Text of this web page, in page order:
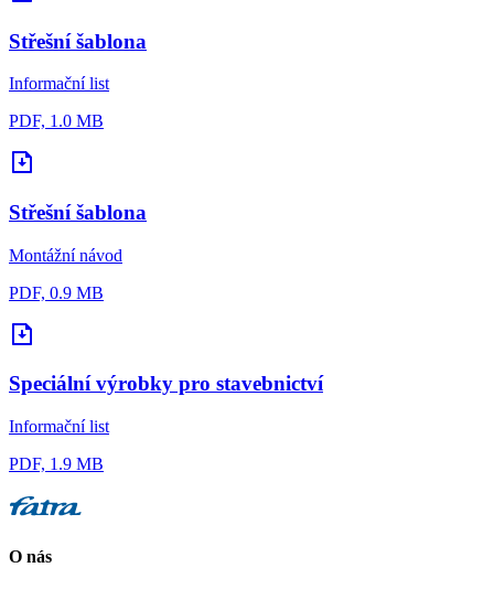
Střešní šablona
Informační list
PDF, 1.0 MB
Střešní šablona
Montážní návod
PDF, 0.9 MB
Speciální výrobky pro stavebnictví
Informační list
PDF, 1.9 MB
O nás